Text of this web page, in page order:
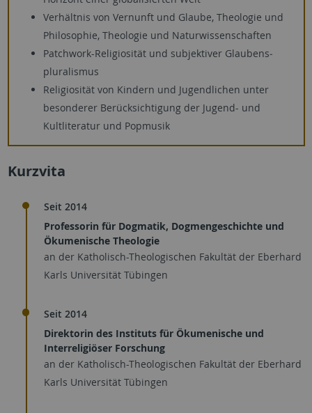
Verhältnis von Vernunft und Glaube, Theologie und
Philosophie, Theologie und Naturwissenschaften
Patchwork-Religiosität und subjektiver Glaubens­
pluralismus
Religiosität von Kindern und Jugendlichen unter
beson­derer Berücksichtigung der Jugend- und
Kultliteratur und Popmusik
Kurzvita
Seit 2014
Professorin für Dogmatik, Dogmengeschichte und
Ökumenische Theologie
an der Katholisch-Theologischen Fakultät der Eberhard
Karls Universität Tübingen
Seit 2014
Direktorin des Instituts für Ökumenische und
Interreligiöser Forschung
an der Katholisch-Theologischen Fakultät der Eberhard
Karls Universität Tübingen